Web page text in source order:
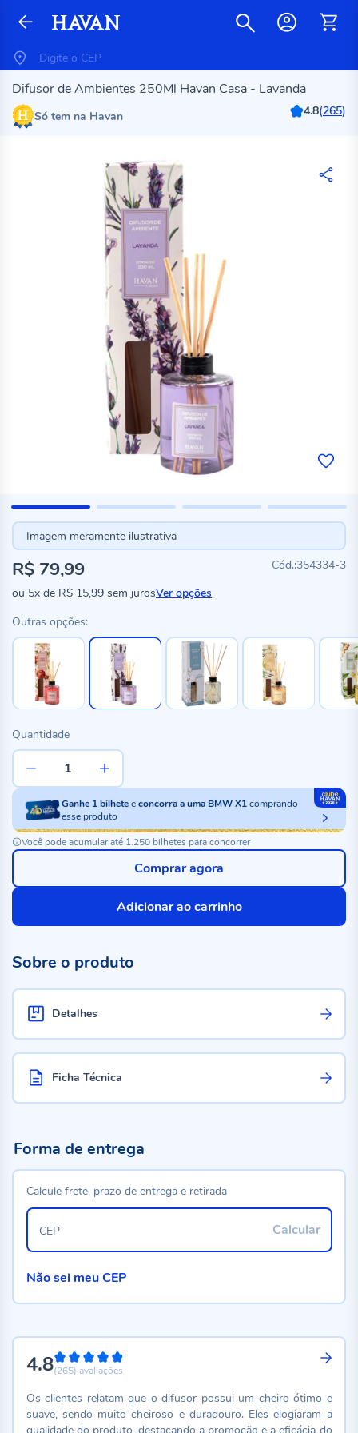
Difusor de Ambientes 250Ml Havan Casa - Lavanda
Só tem na Havan 4.8(265)
Imagem meramente ilustrativa
354334-3
R$ 79,99
ou 5x de R$ 15,99 sem jurosVer opções
Outras opções:
Quantidade
Ganhe 1bilheteeconcorra a uma BMW X1comprando
esse produto
Você pode acumular até 1.250 bilhetes para concorrer
Adicionar ao carrinho
Comprar agora
Sobre o produto
Detalhes
Ficha Técnica
4.896%
(265) avaliações
Os clientes relatam que o difusor possui um cheiro ótimo e
suave, sendo muito cheiroso e duradouro. Eles elogiaram a
qualidade do produto, destacando a promoção e a eficácia do
Forma de entrega
Calcule frete, prazo de entrega e retirada
Calcular
CEP
Não sei meu CEP